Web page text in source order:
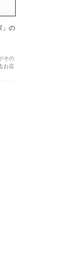
」の
その
お店